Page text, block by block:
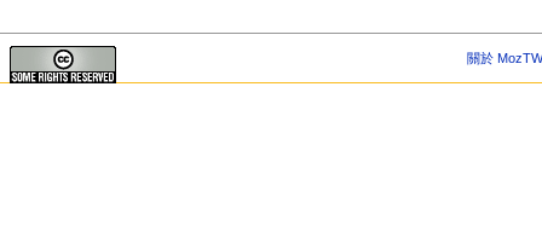
關於